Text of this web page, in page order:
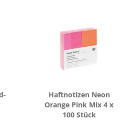
Haft­no­ti­zen Neon
Oran­ge Pink Mix 4 x
100 Stück